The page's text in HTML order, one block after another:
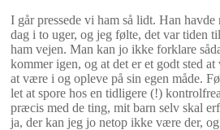
I går pressede vi ham så lidt. Han
dag i to uger, og jeg følte, det var tiden
ham vejen. Man kan jo ikke forklare
kommer igen, og at det er et godt sted
at være i og opleve på sin egen måde.
let at spore hos en tidligere (!)
præcis med de ting, mit barn selv skal
ja, der kan jeg jo netop ikke være der,